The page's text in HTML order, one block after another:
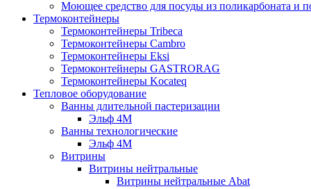
Моющее средство для посуды из поликарбоната и
Термоконтейнеры
Термоконтейнеры Tribeca
Термоконтейнеры Cambro
Термоконтейнеры Eksi
Термоконтейнеры GASTRORAG
Термоконтейнеры Kocateq
Тепловое оборудование
Ванны длительной пастеризации
Эльф 4М
Ванны технологические
Эльф 4М
Витрины
Витрины нейтральные
Витрины нейтральные Abat